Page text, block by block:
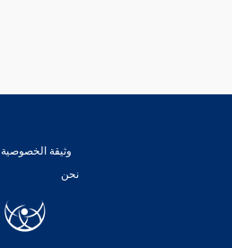
وثيقة الخصوصية
نحن